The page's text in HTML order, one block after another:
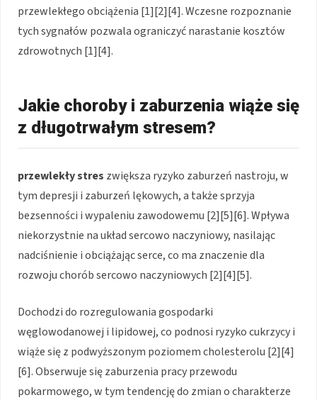
przewlekłego obciążenia [1][2][4]. Wczesne rozpoznanie
tych sygnałów pozwala ograniczyć narastanie kosztów
zdrowotnych [1][4].
Jakie choroby i zaburzenia wiąże się
z długotrwałym stresem?
przewlekły stres zwiększa ryzyko zaburzeń nastroju, w
tym depresji i zaburzeń lękowych, a także sprzyja
bezsenności i wypaleniu zawodowemu [2][5][6]. Wpływa
niekorzystnie na układ sercowo naczyniowy, nasilając
nadciśnienie i obciążając serce, co ma znaczenie dla
rozwoju chorób sercowo naczyniowych [2][4][5].
Dochodzi do rozregulowania gospodarki
węglowodanowej i lipidowej, co podnosi ryzyko cukrzycy i
wiąże się z podwyższonym poziomem cholesterolu [2][4]
[6]. Obserwuje się zaburzenia pracy przewodu
pokarmowego, w tym tendencję do zmian o charakterze